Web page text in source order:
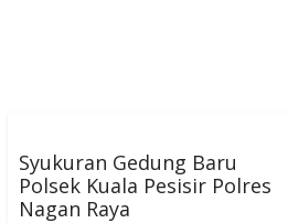
Syukuran Gedung Baru
Polsek Kuala Pesisir Polres
Nagan Raya